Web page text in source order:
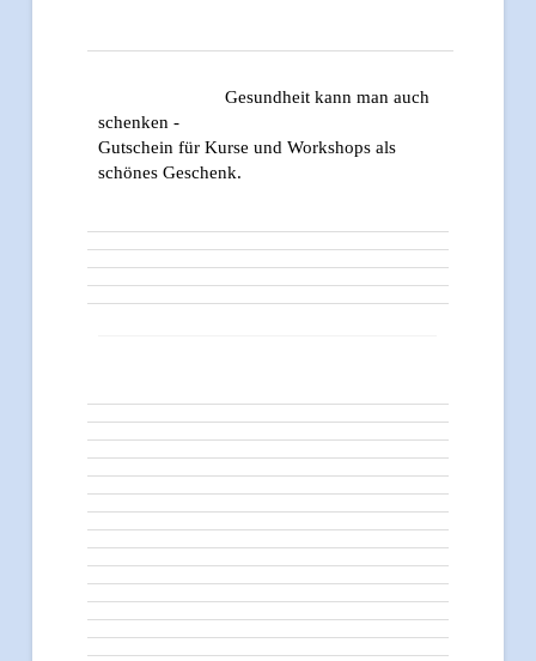
Gesundheit kann man auch
schenken -
Gutschein für Kurse und Workshops als
schönes Geschenk.